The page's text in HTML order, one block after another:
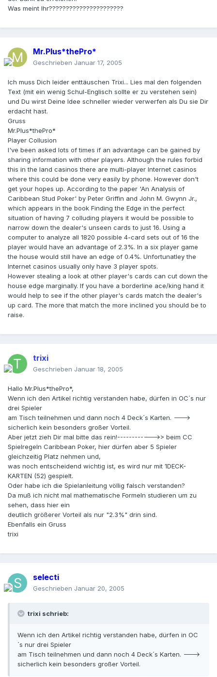
Was meint Ihr??????????????????????
Mr.Plus*thePro*
Geschrieben Januar 17, 2005
Ich muss Dich leider enttäuschen Trixi... Lies mal den folgenden
Text (mit ein wenig Schul-Englisch sollte er zu verstehen sein)
und Du wirst Deine Idee schneller wieder verwerfen als Du sie Dir
erdacht hast.
Gruss
Mr.Plus*thePro*
Player Collusion
I've been asked lots of times if an advantage can be gained by
sharing information with other players. Although the rules forbid
this in the land casinos there are multi-player Internet casinos
where this could be done very easily by phone. However don't
get your hopes up. According to the paper 'An Analysis of
Caribbean Stud Poker' by Peter Griffin and John M. Gwynn Jr.,
which appears in the book Finding the Edge in the perfect
situation of having 7 colluding players it would be possible to
narrow down the dealer's unseen cards to just 16. Using a
computer to analyze all 1820 possible 4-card sets out of 16 the
player would have an advantage of 2.3%. In a six player game
the house would still have an edge of 0.4%. Unfortunatley the
Internet casinos usually only have 3 player spots.
However stealing a look at other player's cards can cut down the
house edge marginally. If you have a borderline ace/king hand it
would help to see if the other player's cards match the dealer's
up card. The more that match the more inclined you should be to
raise.
trixi
Geschrieben Januar 18, 2005
Hallo Mr.Plus*thePro*,
Wenn ich den Artikel richtig verstanden habe, dürfen in OC´s nur
drei Spieler
am Tisch teilnehmen und dann noch 4 Deck´s Karten. --->
sicherlich kein besonders großer Vorteil.
Aber jetzt zieh Dir mal bitte das rein!------------>> beim CC
Spielregeln Caribbean Poker, hier dürfen aber 5 Spieler
gleichzeitig Platz nehmen und,
was noch entscheidend wichtig ist, es wird nur mit 1DECK-
KARTEN (52) gespielt.
Oder habe ich die Spielanleitung völlig falsch verstanden?
Da muß ich nicht mal mathematische Formeln studieren um zu
sehen, dass hier ein
deutlich größerer Vorteil als nur "2.3%" drin sind.
Ebenfalls ein Gruss
trixi
selecti
Geschrieben Januar 20, 2005
trixi schrieb:
Wenn ich den Artikel richtig verstanden habe, dürfen in OC
´s nur drei Spieler
am Tisch teilnehmen und dann noch 4 Deck´s Karten. --->
sicherlich kein besonders großer Vorteil.